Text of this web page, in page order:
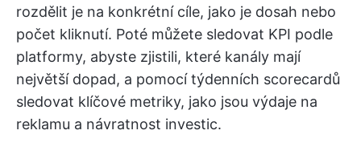
rozdělit je na konkrétní cíle, jako je dosah nebo
počet kliknutí. Poté můžete sledovat KPI podle
platformy, abyste zjistili, které kanály mají
největší dopad, a pomocí týdenních scorecardů
sledovat klíčové metriky, jako jsou výdaje na
reklamu a návratnost investic.